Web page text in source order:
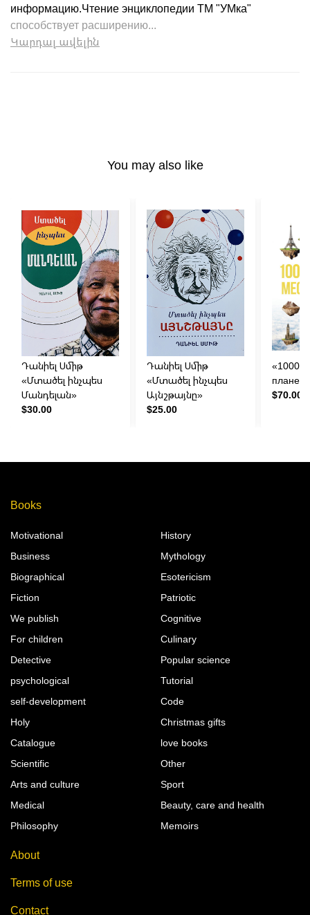
информацию.Чтение энциклопедии ТМ "УМка"
способствует расширению...
Կարդալ ավելին
You may also like
Դանիել Սմիթ
«Մտածել ինչպես
Մանդելան»
$30.00
Դանիել Սմիթ
«Մտածել ինչպես
Այնշթայնը»
$25.00
«1000
$70.00
Books
Motivational
Business
Biographical
Fiction
We publish
For children
Detective
psychological
self-development
Holy
Catalogue
Scientific
Arts and culture
Medical
Philosophy
History
Mythology
Esotericism
Patriotic
Cognitive
Culinary
Popular science
Tutorial
Code
Christmas gifts
love books
Other
Sport
Beauty, care and health
Memoirs
About
Terms of use
Contact